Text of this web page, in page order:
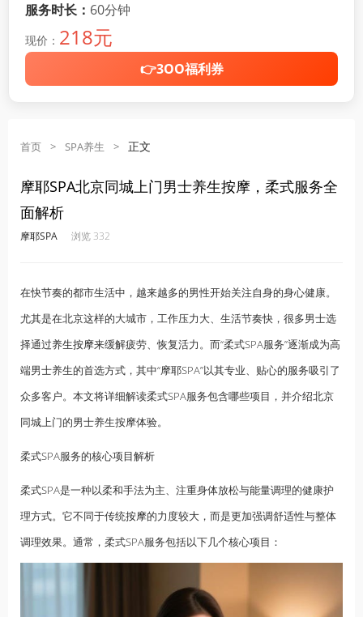
服务时长： 60分钟
现价： 218元
👉3OO福利券
首页 > SPA养生 > 正文
摩耶SPA北京同城上门男士养生按摩，柔式服务全
面解析
摩耶SPA 浏览 332
在快节奏的都市生活中，越来越多的男性开始关注自身的身心健康。
尤其是在北京这样的大城市，工作压力大、生活节奏快，很多男士选
择通过养生按摩来缓解疲劳、恢复活力。而“柔式SPA服务”逐渐成为高
端男士养生的首选方式，其中“摩耶SPA”以其专业、贴心的服务吸引了
众多客户。本文将详细解读柔式SPA服务包含哪些项目，并介绍北京
同城上门的男士养生按摩体验。
柔式SPA服务的核心项目解析
柔式SPA是一种以柔和手法为主、注重身体放松与能量调理的健康护
理方式。它不同于传统按摩的力度较大，而是更加强调舒适性与整体
调理效果。通常，柔式SPA服务包括以下几个核心项目：